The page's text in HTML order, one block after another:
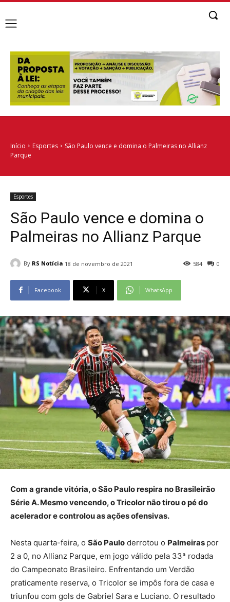
Início Esportes
São Paulo vence e domina o Palmeiras no Allianz
Parque
Esportes
São Paulo vence e domina o
Palmeiras no Allianz Parque
By RS Notícia 18 de novembro de 2021 0
584
Facebook X WhatsApp
Com a grande vitória, o São Paulo respira no Brasileirão
Série A. Mesmo vencendo, o Tricolor não tirou o pé do
acelerador e controlou as ações ofensivas.
Nesta quarta-feira, o São Paulo derrotou o Palmeiras por
2 a 0, no Allianz Parque, em jogo válido pela 33ª rodada
do Campeonato Brasileiro. Enfrentando um Verdão
praticamente reserva, o Tricolor se impôs fora de casa e
triunfou com gols de Gabriel Sara e Luciano. O resultado